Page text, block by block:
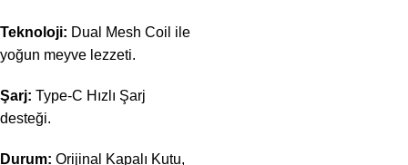
Teknoloji: Dual Mesh Coil ile
yoğun meyve lezzeti.
Şarj: Type-C Hızlı Şarj
desteği.
Durum: Orijinal Kapalı Kutu,